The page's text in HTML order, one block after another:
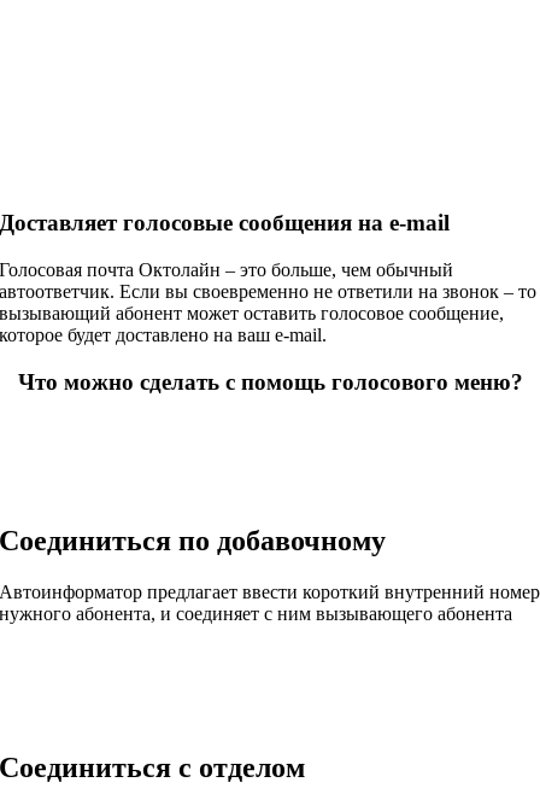
Доставляет голосовые сообщения на e-mail
Голосовая почта Октолайн – это больше, чем обычный
автоответчик. Если вы своевременно не ответили на звонок – то
вызывающий абонент может оставить голосовое сообщение,
которое будет доставлено на ваш e-mail.
Что можно сделать с помощь голосового меню?
Соединиться по добавочному
Автоинформатор предлагает ввести короткий внутренний номер
нужного абонента, и соединяет с ним вызывающего абонента
Соединиться с отделом